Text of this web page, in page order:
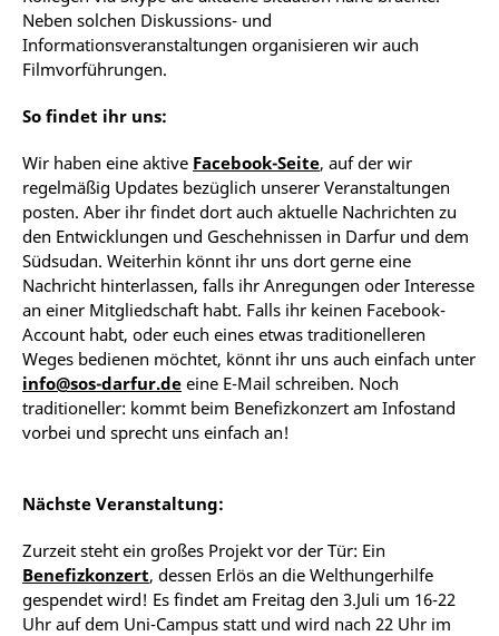
Neben solchen Diskussions- und
Informationsveranstaltungen organisieren wir auch
Filmvorführungen.
So findet ihr uns:
Wir haben eine aktive Facebook-Seite, auf der wir
regelmäßig Updates bezüglich unserer Veranstaltungen
posten. Aber ihr findet dort auch aktuelle Nachrichten zu
den Entwicklungen und Geschehnissen in Darfur und dem
Südsudan. Weiterhin könnt ihr uns dort gerne eine
Nachricht hinterlassen, falls ihr Anregungen oder Interesse
an einer Mitgliedschaft habt. Falls ihr keinen Facebook-
Account habt, oder euch eines etwas traditionelleren
Weges bedienen möchtet, könnt ihr uns auch einfach unter
info@sos-darfur.de eine E-Mail schreiben. Noch
traditioneller: kommt beim Benefizkonzert am Infostand
vorbei und sprecht uns einfach an!
Nächste Veranstaltung:
Zurzeit steht ein großes Projekt vor der Tür: Ein
Benefizkonzert, dessen Erlös an die Welthungerhilfe
gespendet wird! Es findet am Freitag den 3.Juli um 16-22
Uhr auf dem Uni-Campus statt und wird nach 22 Uhr im